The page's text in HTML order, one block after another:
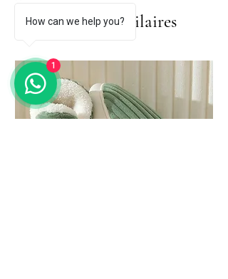
Articles similaires
How can we help you?
1